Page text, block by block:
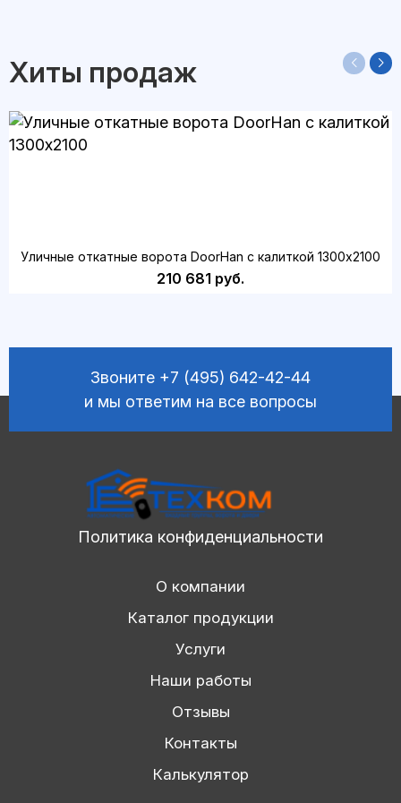
Хиты продаж
Уличные откатные ворота DoorHan с калиткой 1300х2100
210 681 руб.
Звоните +7 (495) 642-42-44
и мы ответим на все вопросы
Политика конфиденциальности
О компании
Каталог продукции
Услуги
Наши работы
Отзывы
Контакты
Калькулятор